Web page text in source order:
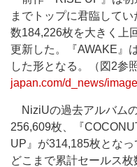
までトップに君臨して
数184,226枚を大きく上
更新した。『AWAKE』
した形となる。（図2参
japan.com/d_news/
NiziUの過去アルバム
256,609枚、『
UP』が314,185枚とな
どこまで累計セールス